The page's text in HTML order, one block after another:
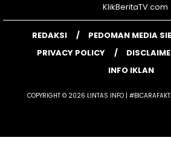
KlikBeritaTV.com
REDAKSI PEDOMAN MEDIA
PRIVACY POLICY
INFO IKLAN
COPYRIGHT © 2026 LINTAS INFO |